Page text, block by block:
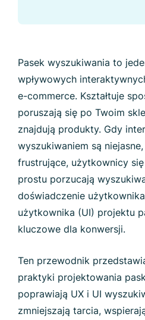
Pasek wyszukiwania to
wpływowych
e-commerce. Kształtuje
poruszają się po Twoim
znajdują produkty. Gdy
wyszukiwaniem są
frustrujące, użytkownicy
prostu porzucają
doświadczenie
użytkownika (UI) projektu
kluczowe dla konwersji.
Ten przewodnik
praktyki projektowania
poprawiają UX i UI
zmniejszają tarcia,